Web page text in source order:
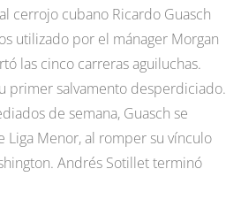
cerrojo cubano Ricardo Guasch
utilizado por el mánager Morgan
las cinco carreras aguiluchas.
primer salvamento desperdiciado.
de semana, Guasch se
Liga Menor, al romper su vínculo
Andrés Sotillet terminó